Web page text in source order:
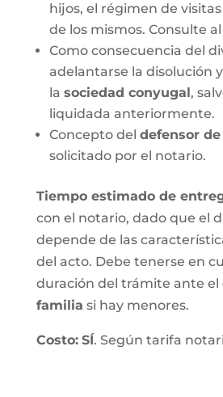
hijos, el régimen de visitas
de los mismos. Consulte
Como consecuencia del
adelantarse la disolución
la sociedad conyugal,
liquidada anteriormente.
Concepto del defensor
solicitado por el notario.
Tiempo estimado de
con el notario, dado que el
depende de las
del acto. Debe tenerse en
duración del trámite ante el
familia si hay menores.
Costo: SÍ. Según tarifa